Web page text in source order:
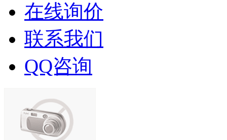
在线询价
联系我们
QQ咨询